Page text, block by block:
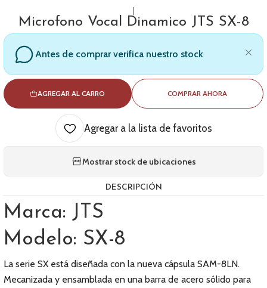
Microfono Vocal Dinamico JTS SX-8
Antes de comprar verifica nuestro stock
AGREGAR AL CARRO COMPRAR AHORA
Agregar a la lista de favoritos
Mostrar stock de ubicaciones
DESCRIPCIÓN
Marca: JTS
Modelo: SX-8
La serie SX está diseñada con la nueva cápsula SAM-8LN.
Mecanizada y ensamblada en una barra de acero sólido para